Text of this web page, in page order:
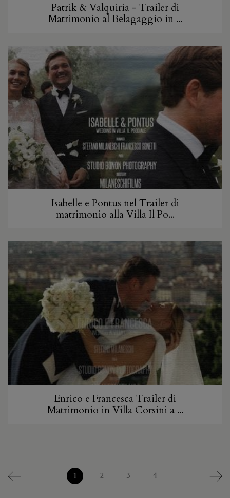
Patrik & Valquiria - Trailer di
Matrimonio al Belagaggio in ...
Isabelle e Pontus nel Trailer di
matrimonio alla Villa Il Po...
Enrico e Francesca Trailer di
Matrimonio in Villa Corsini a ...
1 2 3 4